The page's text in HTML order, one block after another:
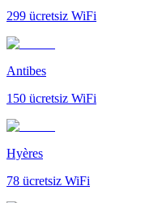
299 ücretsiz WiFi
Antibes
150 ücretsiz WiFi
Hyères
78 ücretsiz WiFi